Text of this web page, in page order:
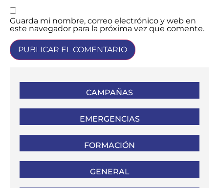
Guarda mi nombre, correo electrónico y web en
este navegador para la próxima vez que comente.
CAMPAÑAS
EMERGENCIAS
FORMACIÓN
GENERAL